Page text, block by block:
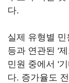
다.
실제 유형별
등과 연관된 '
민원 중에서 '
다. 증가율도